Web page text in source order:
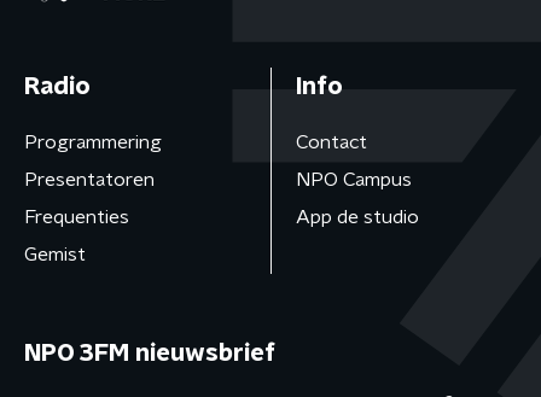
Radio
Programmering
Presentatoren
Frequenties
Gemist
Info
Contact
NPO Campus
App de studio
NPO 3FM nieuwsbrief